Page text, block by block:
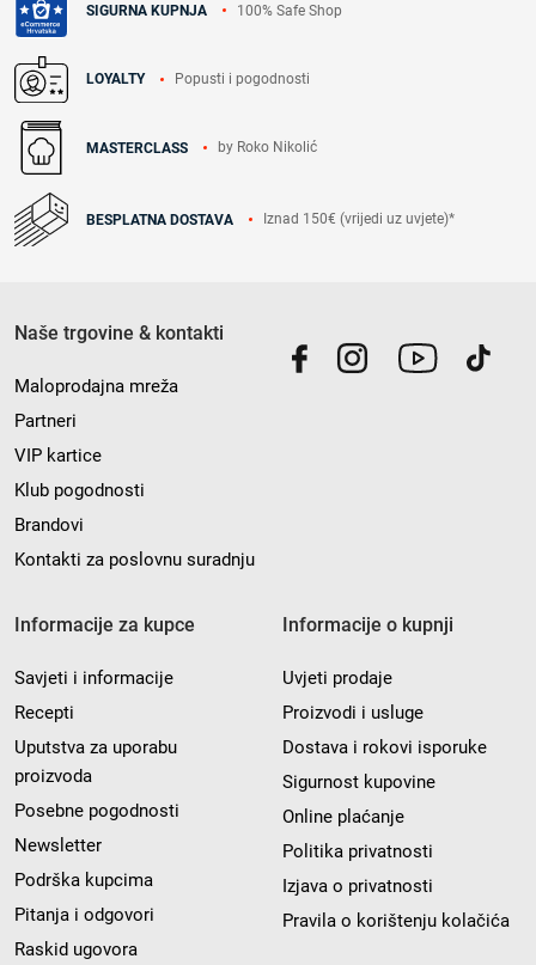
SIGURNA KUPNJA 100% Safe Shop
LOYALTY Popusti i pogodnosti
MASTERCLASS by Roko Nikolić
BESPLATNA DOSTAVA Iznad 150€ (vrijedi uz uvjete)*
Naše trgovine & kontakti
Maloprodajna mreža
Partneri
VIP kartice
Klub pogodnosti
Brandovi
Kontakti za poslovnu suradnju
Informacije za kupce
Savjeti i informacije
Recepti
Uputstva za uporabu
proizvoda
Posebne pogodnosti
Newsletter
Podrška kupcima
Pitanja i odgovori
Raskid ugovora
Informacije o kupnji
Uvjeti prodaje
Proizvodi i usluge
Dostava i rokovi isporuke
Sigurnost kupovine
Online plaćanje
Politika privatnosti
Izjava o privatnosti
Pravila o korištenju kolačića